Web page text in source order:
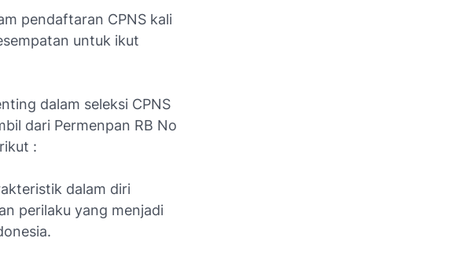
pendaftaran CPNS kali
untuk ikut
dalam seleksi CPNS
dari Permenpan RB No
:
dalam diri
perilaku yang menjadi